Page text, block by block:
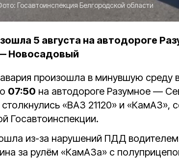
Госавтоинспекция Белгородской области
5 августа на автодороге
Новосадовый
произошла в минувшую среду
07:50 на автодороге Разумное —
«ВАЗ 21120» и «КамАЗ»,
Госавтоинспекции.
из-за нарушений ПДД водителем
за рулём «КамАЗа» с